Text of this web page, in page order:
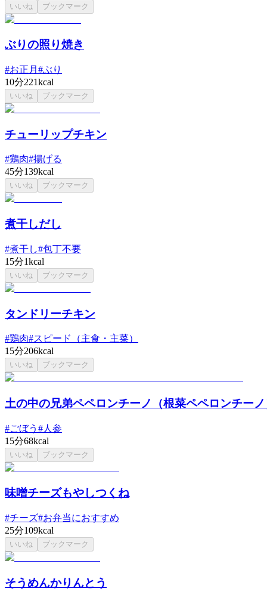
いいね ブックマーク
ぶりの照り焼き
#お正月 #ぶり
10分221kcal
いいね ブックマーク
チューリップチキン
#鶏肉#揚げる
45分139kcal
いいね ブックマーク
煮干しだし
#煮干し#包丁不要
15分1kcal
いいね ブックマーク
タンドリーチキン
#鶏肉#スピード（主食・主菜）
15分206kcal
いいね ブックマーク
土の中の兄弟ペペロンチーノ（根菜ペペロンチー
#ごぼう #人参
15分68kcal
いいね ブックマーク
味噌チーズもやしつくね
#チーズ#お弁当におすすめ
25分109kcal
いいね ブックマーク
そうめんかりんとう